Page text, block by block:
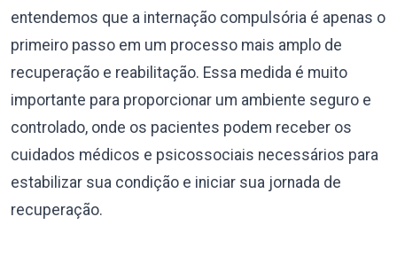
entendemos que a internação compulsória é apenas o
primeiro passo em um processo mais amplo de
recuperação e reabilitação. Essa medida é muito
importante para proporcionar um ambiente seguro e
controlado, onde os pacientes podem receber os
cuidados médicos e psicossociais necessários para
estabilizar sua condição e iniciar sua jornada de
recuperação.